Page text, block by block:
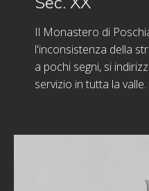
Il Monastero di
l'inconsistenza della
a pochi segni, si
servizio in tutta la valle.